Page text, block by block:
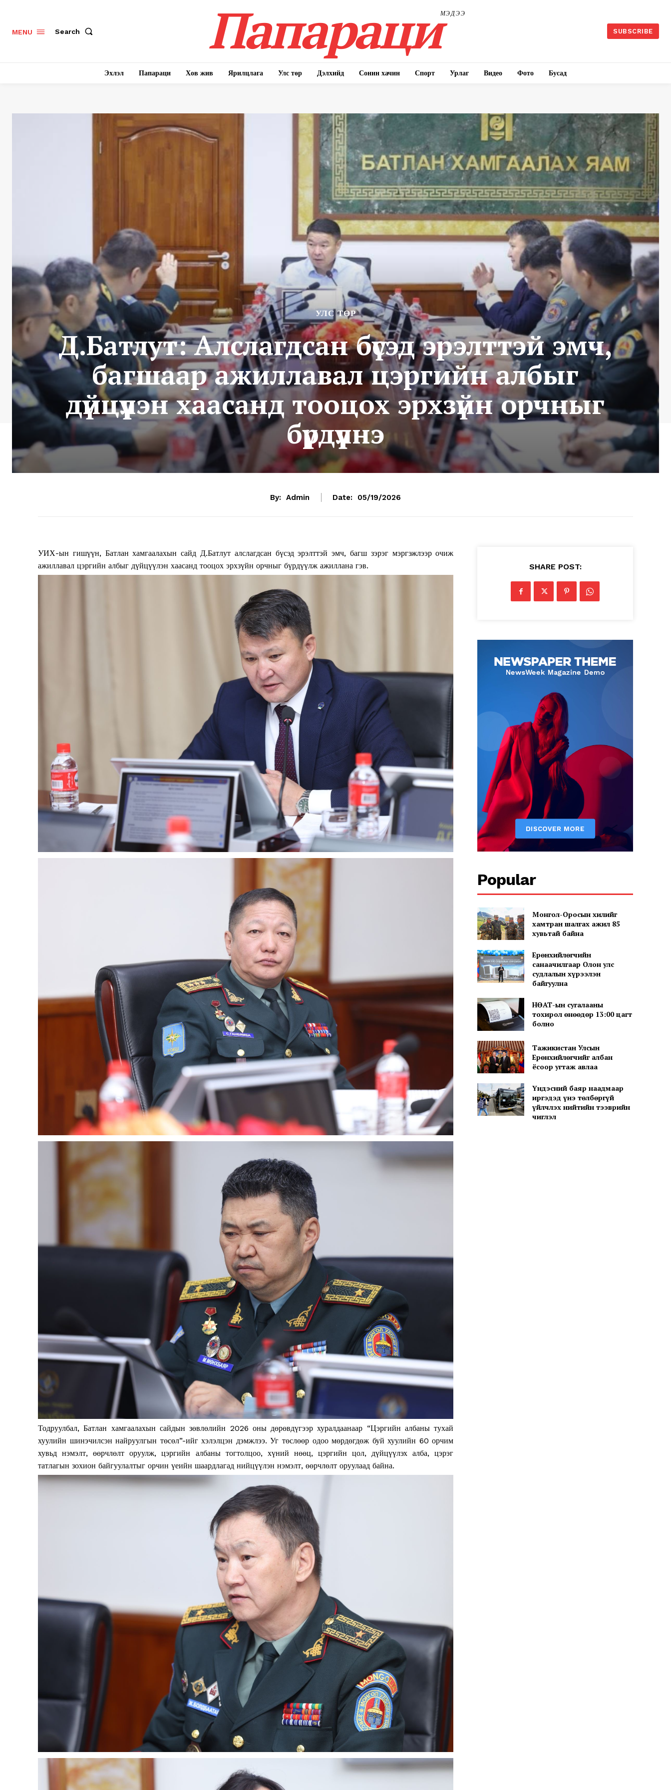
News Week
Magazine PRO
SUBSCRIBE NOW
Company
About
Contact us
Subscription Plans
MENU Search ПапарациМЭДЭЭ
SUBSCRIBE
Эхлэл Папараци Хов жив Ярилцлага Улс төр Дэлхийд Сонин хачин Спорт Урлаг Видео Фото Бусад
УЛС ТӨР
Д.Батлут: Алслагдсан бүсэд эрэлттэй эмч,
багшаар ажиллавал цэргийн албыг
дүйцүүлэн хаасанд тооцох эрхзүйн орчныг
бүрдүүлнэ
By: Admin Date: 05/19/2026
УИХ-ын гишүүн, Батлан хамгаалахын сайд Д.Батлут алслагдсан бүсэд эрэлттэй эмч, багш зэрэг мэргэжлээр очиж
ажиллавал цэргийн албыг дүйцүүлэн хаасанд тооцох эрхзүйн орчныг бүрдүүлж ажиллана гэв.
Тодруулбал,Батлан хамгаалахын сайдын зөвлөлийн 2026 оны дөрөвдүгээр хуралдаанаар “Цэргийн албаны тухай
хуулийн шинэчилсэн найруулгын төсөл”-ийг хэлэлцэн дэмжлээ. Уг төслөөр одоо мөрдөгдөж буй хуулийн 60 орчим
хувьд нэмэлт, өөрчлөлт оруулж, цэргийн албаны тогтолцоо, хүний нөөц, цэргийн цол, дүйцүүлэх алба, цэрэг
татлагын зохион байгуулалтыг орчин үеийн шаардлагад нийцүүлэн нэмэлт, өөрчлөлт оруулаад байна.
SHARE POST:
Popular
Монгол-Оросын хилийг
хамтран шалгах ажил 85
хувьтай байна
Ерөнхийлөгчийн
санаачилгаар Олон улс
судлалын хүрээлэн
байгуулна
НӨАТ-ын сугалааны
тохирол өнөөдөр 13:00 цагт
болно
Тажикистан Улсын
Ерөнхийлөгчийг албан
ёсоор угтаж авлаа
Үндэсний баяр наадмаар
иргэдэд үнэ төлбөргүй
үйлчлэх нийтийн тээврийн
чиглэл